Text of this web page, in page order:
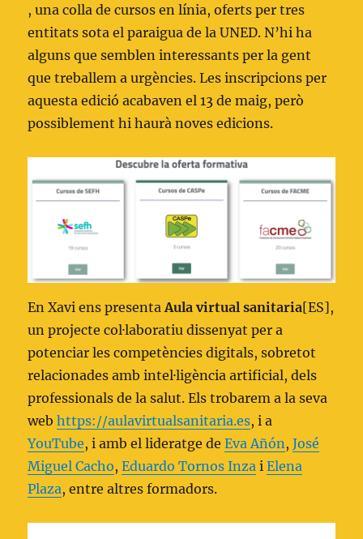
, una colla de cursos en línia, oferts per tres
entitats sota el paraigua de la UNED. N’hi ha
alguns que semblen interessants per la gent
que treballem a urgències. Les inscripcions per
aquesta edició acabaven el 13 de maig, però
possiblement hi haurà noves edicions.
En Xavi ens presentaAula virtual sanitaria[ES],
un projecte col·laboratiu dissenyat per a
potenciar les competències digitals, sobretot
relacionades amb intel·ligència artificial, dels
professionals de la salut. Els trobarem a la seva
webhttps://aulavirtualsanitaria.es, i a
YouTube, i amb el lideratge deEva Añón,José
Miguel Cacho,Eduardo Tornos Inza iElena
Plaza, entre altres formadors.